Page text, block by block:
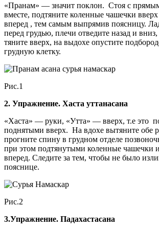
«Пранам» — значит поклон. Стоя с
вместе, подтяните коленные чашечки
вперед , тем самым выпрямив поясницу.
перед грудью, плечи отведите назад и
тяните вверх, на выдохе опустите
грудную клетку.
Рис.1
2. Упражнение. Хаста уттанасана
«Хаста» — руки, «Утта» — вверх, т.е это
поднятыми вверх. На вдохе вытяните обе
прогните спину в грудном отделе
при этом подтянутыми коленные чашечки
вперед. Следите за тем, чтобы не было
пояснице.
Рис.2
3.Упражнение. Падахастасана